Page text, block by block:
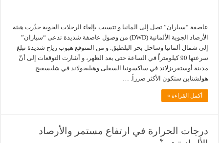
عاصفة “سياران” تصل إلى المانيا و تتسبب بإلغاء الرحلات الجوية حذّرت هيئة
الأرصاد الجوية الألمانية (DWD) من وصول عاصفة شديدة تدعى “سياران”
إلى شمال ألمانيا وساحل بحر البلطيق. و من المتوقع هبوب رياح شديدة تبلغ
سرعتها 90 كيلومتراً في الساعة حتى بعد الظهر، و أشارت التوقعات إلى أنّ
مدينة أوستفريزلاند في ساكسونيا السفلى وهيليجولاند في شليسفيج
هولشتاين ستكون الأكثر ضرراً. …
أكمل القراءة »
درجات الحرارة في ارتفاع مستمر والأرصاد